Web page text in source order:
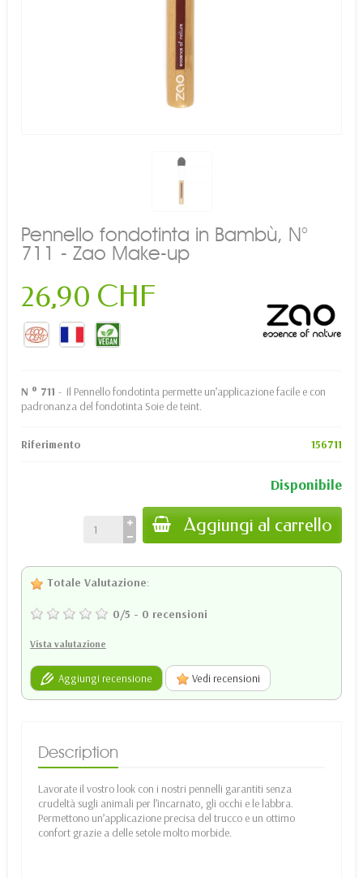
Pennello fondotinta in Bambù, N°
711 - Zao Make-up
26,90 CHF
N ° 711 - Il Pennello fondotinta permette un’applicazione facile e con
padronanza del fondotinta Soie de teint.
Riferimento 156711
Disponibile
Aggiungi al carrello
Totale Valutazione:
0/5 - 0 recensioni
Vista valutazione
Aggiungi recensione Vedi recensioni
Description
Lavorate il vostro look con i nostri pennelli garantiti senza
crudeltà sugli animali per l’incarnato, gli occhi e le labbra.
Permettono un’applicazione precisa del trucco e un ottimo
confort grazie a delle setole molto morbide.